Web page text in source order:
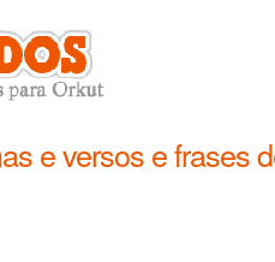
e versos e frases